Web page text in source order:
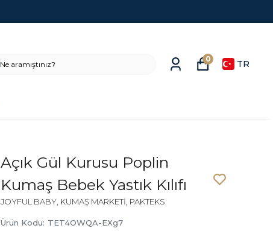
0 TR
Açık Gül Kurusu Poplin
Kumaş Bebek Yastık Kılıfı
JOYFUL BABY, KUMAŞ MARKETİ, PAKTEKS
Ürün Kodu: TET4OWQA-EXg7